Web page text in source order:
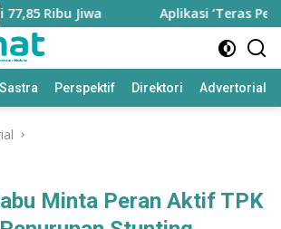
Ribu Jiwa Aplikasi ‘Teras
Sastra Perspektif Direktori Advertorial
Minta Peran Aktif TPK